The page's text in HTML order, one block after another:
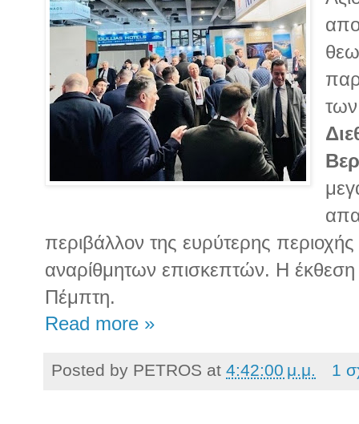
περιβάλλον της ευρύτερης
αναρίθμητων επισκεπτών. Η έκθεση
Πέμπτη.
Read more »
Posted by PETROS at 4:42:00 μ.μ. 1